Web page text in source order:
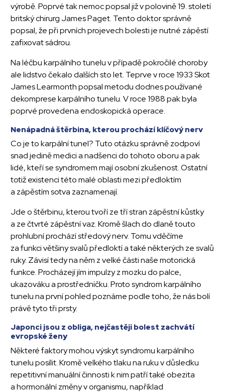
výrobě. Poprvé tak nemoc popsal již v polovině 19. století
britský chirurg James Paget. Tento doktor správně
popsal, že při prvních projevech bolesti je nutné zápěstí
zafixovat sádrou.
Na léčbu karpálního tunelu v případě pokročilé choroby
ale lidstvo čekalo dalších sto let. Teprve v roce 1933 Skot
James Learmonth popsal metodu dodnes používané
dekomprese karpálního tunelu. V roce 1988 pak byla
poprvé provedena endoskopická operace.
Nenápadná štěrbina, kterou prochází klíčový nerv
Co je to karpální tunel? Tuto otázku správně zodpoví
snad jedině medici a nadšenci do tohoto oboru a pak
lidé, kteří se syndromem mají osobní zkušenost. Ostatní
totiž existenci této malé oblasti mezi předloktím
a zápěstím sotva zaznamenají.
Jde o štěrbinu, kterou tvoří ze tří stran zápěstní kůstky
a ze čtvrté zápěstní vaz. Kromě šlach do dlaně touto
prohlubní prochází středový nerv. Tomu vděčíme
za funkci většiny svalů předloktí a také některých ze svalů
ruky. Závisí tedy na něm z velké části naše motorická
funkce. Procházejí jím impulzy z mozku do palce,
ukazováku a prostředníčku. Proto syndrom karpálního
tunelu na první pohled poznáme podle toho, že nás bolí
právě tyto tři prsty.
Japonci jsou z obliga, nejčastěji bolest zachvátí
evropské ženy
Některé faktory mohou výskyt syndromu karpálního
tunelu posílit. Kromě velkého tlaku na ruku v důsledku
repetitivní manuální činnosti k nim patří také obezita
a hormonální změny v organismu, například